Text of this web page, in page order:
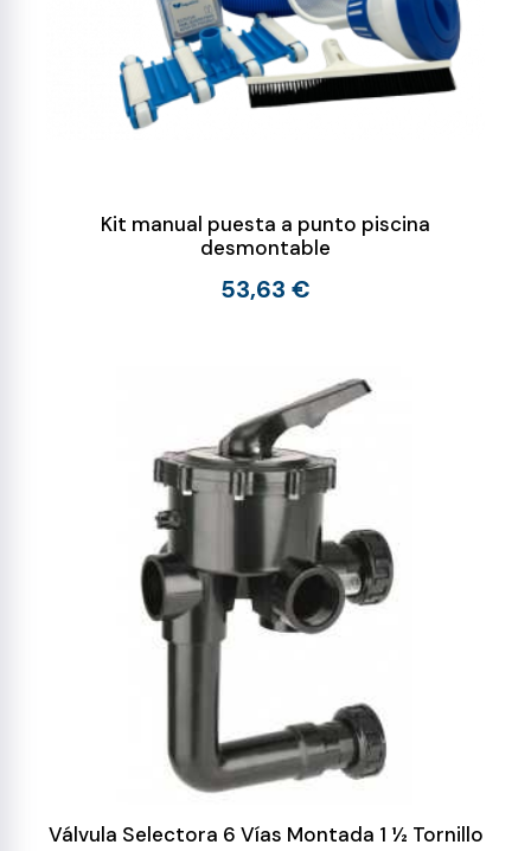
Kit manual puesta a punto piscina
desmontable
53,63 €
Válvula Selectora 6 Vías Montada 1 ½ Tornillo